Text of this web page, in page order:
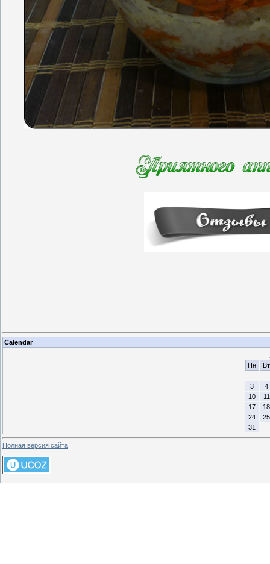
Calendar
Пн
Вт
3
4
10
11
17
18
24
25
31
Полная версия сайта